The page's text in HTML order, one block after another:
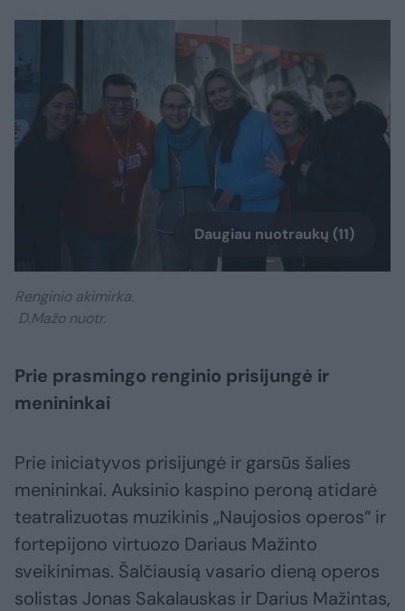
Daugiau nuotraukų (11)
Renginio akimirka.
D.Mažo nuotr.
Prie prasmingo renginio prisijungė ir
menininkai
Prie iniciatyvos prisijungė ir garsūs šalies
menininkai. Auksinio kaspino peroną atidarė
teatralizuotas muzikinis „Naujosios operos“ ir
fortepijono virtuozo Dariaus Mažinto
sveikinimas. Šalčiausią vasario dieną operos
solistas Jonas Sakalauskas ir Darius Mažintas,